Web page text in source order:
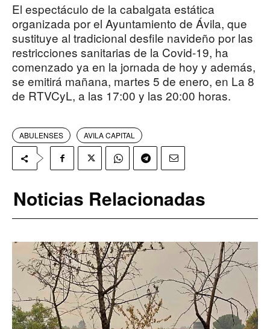
El espectáculo de la cabalgata estática
organizada por el Ayuntamiento de Ávila, que
sustituye al tradicional desfile navideño por las
restricciones sanitarias de la Covid-19, ha
comenzado ya en la jornada de hoy y además,
se emitirá mañana, martes 5 de enero, en La 8
de RTVCyL, a las 17:00 y las 20:00 horas.
ABULENSES AVILA CAPITAL
Noticias Relacionadas